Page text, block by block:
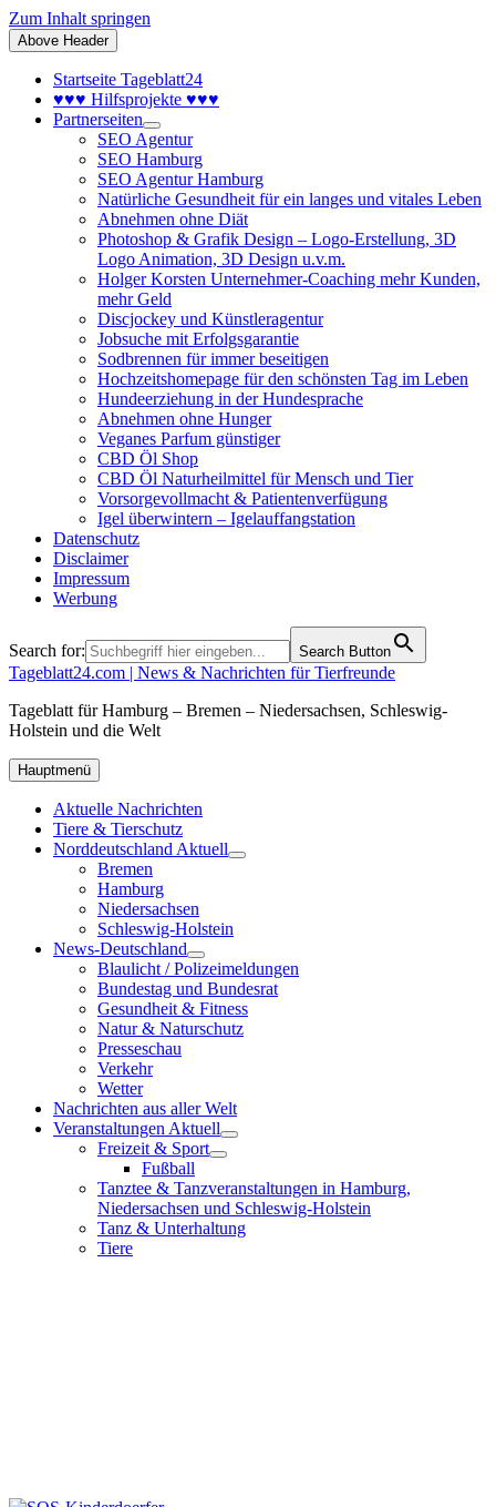
Zum Inhalt springen
Above Header
Startseite Tageblatt24
♥♥♥ Hilfsprojekte ♥♥♥
Partnerseiten
SEO Agentur
SEO Hamburg
SEO Agentur Hamburg
Natürliche Gesundheit für ein langes und vitales Leben
Abnehmen ohne Diät
Photoshop & Grafik Design – Logo-Erstellung, 3D
Logo Animation, 3D Design u.v.m.
Holger Korsten Unternehmer-Coaching mehr Kunden,
mehr Geld
Discjockey und Künstleragentur
Jobsuche mit Erfolgsgarantie
Sodbrennen für immer beseitigen
Hochzeitshomepage für den schönsten Tag im Leben
Hundeerziehung in der Hundesprache
Abnehmen ohne Hunger
Veganes Parfum günstiger
CBD Öl Shop
CBD Öl Naturheilmittel für Mensch und Tier
Vorsorgevollmacht & Patientenverfügung
Igel überwintern – Igelauffangstation
Datenschutz
Disclaimer
Impressum
Werbung
Search for: Search Button
Tageblatt24.com | News & Nachrichten für Tierfreunde
Tageblatt für Hamburg – Bremen – Niedersachsen, Schleswig-
Holstein und die Welt
Hauptmenü
Aktuelle Nachrichten
Tiere & Tierschutz
Norddeutschland Aktuell
Bremen
Hamburg
Niedersachsen
Schleswig-Holstein
News-Deutschland
Blaulicht / Polizeimeldungen
Bundestag und Bundesrat
Gesundheit & Fitness
Natur & Naturschutz
Presseschau
Verkehr
Wetter
Nachrichten aus aller Welt
Veranstaltungen Aktuell
Freizeit & Sport
Fußball
Tanztee & Tanzveranstaltungen in Hamburg,
Niedersachsen und Schleswig-Holstein
Tanz & Unterhaltung
Tiere